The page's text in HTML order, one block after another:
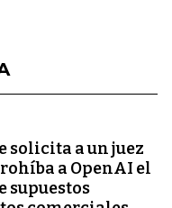
solicita a un juez
a OpenAI el
supuestos